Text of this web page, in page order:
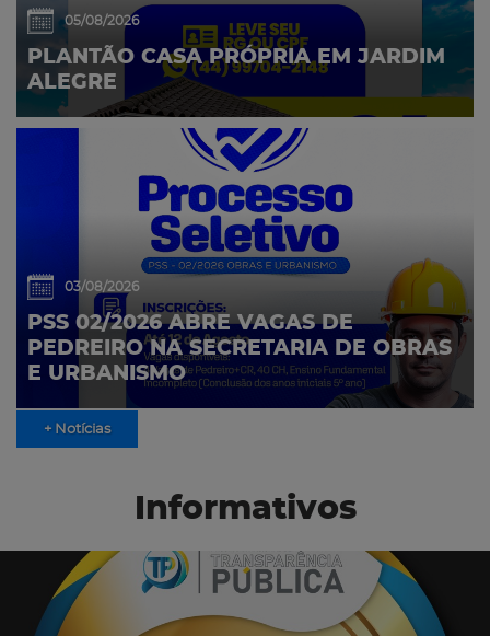
05/08/2026
PLANTÃO CASA PRÓPRIA EM JARDIM
ALEGRE
03/08/2026
PSS 02/2026 ABRE VAGAS DE
PEDREIRO NA SECRETARIA DE OBRAS
E URBANISMO
+ Notícias
Informativos